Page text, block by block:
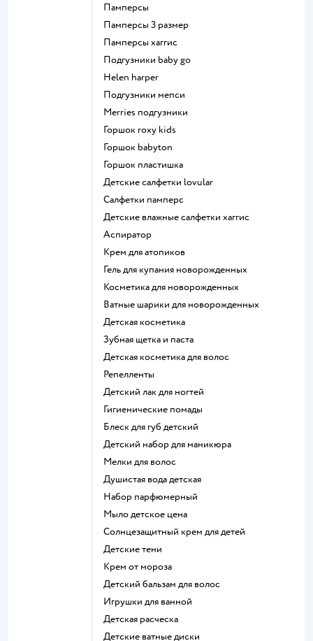
памперсы
памперсы 3 размер
памперсы хаггис
подгузники baby go
helen harper
подгузники мепси
merries подгузники
горшок roxy kids
горшок babyton
горшок пластишка
детские салфетки lovular
салфетки памперс
детские влажные салфетки хаггис
аспиратор
крем для атопиков
гель для купания новорожденных
косметика для новорожденных
ватные шарики для новорожденных
детская косметика
зубная щетка и паста
детская косметика для волос
репелленты
детский лак для ногтей
гигиенические помады
блеск для губ детский
детский набор для маникюра
мелки для волос
душистая вода детская
набор парфюмерный
мыло детское цена
солнцезащитный крем для детей
детские тени
крем от мороза
детский бальзам для волос
игрушки для ванной
детская расческа
детские ватные диски